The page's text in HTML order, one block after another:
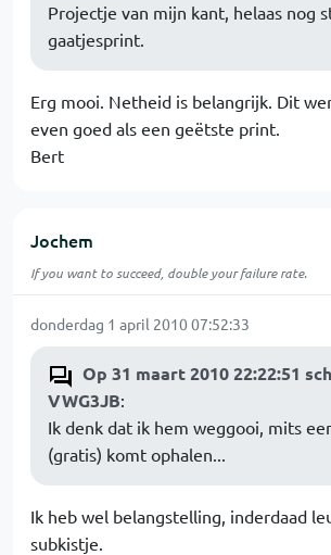
Projectje van mijn kant, helaas nog
gaatjesprint.
Erg mooi. Netheid is belangrijk. Dit
even goed als een geëtste print.
Bert
Jochem
If you want to succeed, double your failure rate.
donderdag 1 april 2010 07:52:33
Op 31 maart 2010 22:22:51
VWG3JB:
Ik denk dat ik hem weggooi, mits
(gratis) komt ophalen...
Ik heb wel belangstelling, inderdaad
subkistje.